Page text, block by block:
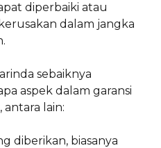
diperbaiki atau
dalam jangka
sebaiknya
aspek dalam garansi
lain:
diberikan, biasanya